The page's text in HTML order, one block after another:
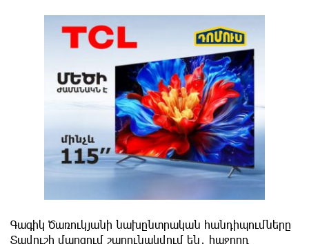
Գագիկ Ծառուկյանի նախընտրական հանդիպումները
Տավուշի մարզում շարունակվում են․ հաջորդ